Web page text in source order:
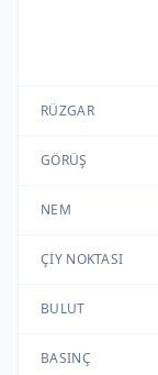
RÜZGAR
GÖRÜŞ
NEM
ÇIY NOKTASI
BULUT
BASINÇ